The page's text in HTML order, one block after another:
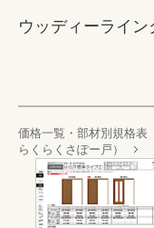
ウッディーライ
価格一覧・部材別規格表
らくらくさぽー戸）